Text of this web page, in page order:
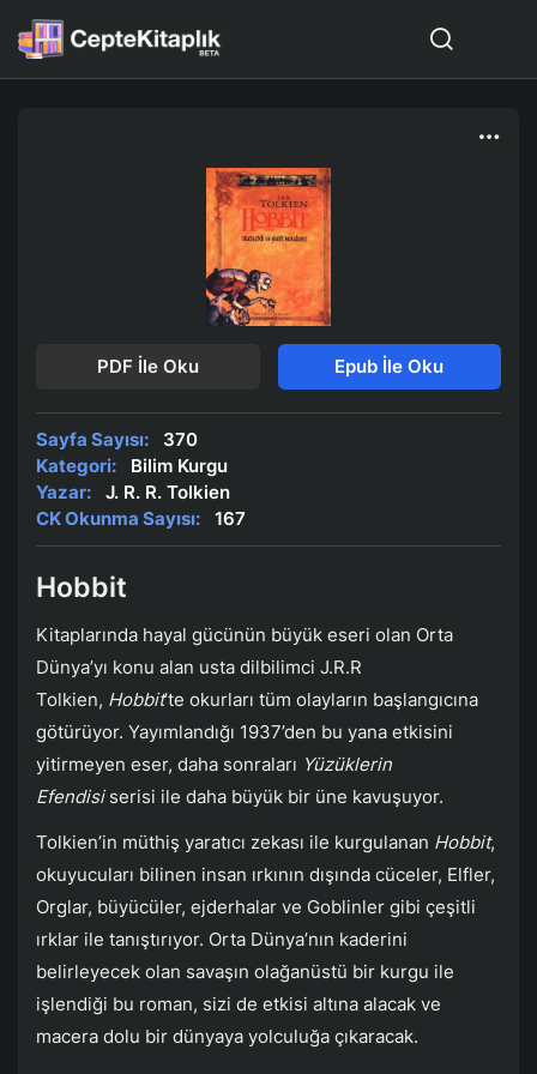
PDF İle Oku Epub İle Oku
Sayfa Sayısı:
370
Kategori:
Bilim Kurgu
Yazar:
J. R. R. Tolkien
CK Okunma Sayısı:
167
Hobbit
Kitaplarında hayal gücünün büyük eseri olan Orta
Dünya’yı konu alan usta dilbilimci J.R.R
Tolkien, Hobbit’te okurları tüm olayların başlangıcına
götürüyor. Yayımlandığı 1937’den bu yana etkisini
yitirmeyen eser, daha sonraları Yüzüklerin
Efendisiserisi ile daha büyük bir üne kavuşuyor.
Tolkien’in müthiş yaratıcı zekası ile kurgulanan Hobbit,
okuyucuları bilinen insan ırkının dışında cüceler, Elfler,
Orglar, büyücüler, ejderhalar ve Goblinler gibi çeşitli
ırklar ile tanıştırıyor. Orta Dünya’nın kaderini
belirleyecek olan savaşın olağanüstü bir kurgu ile
işlendiği bu roman, sizi de etkisi altına alacak ve
macera dolu bir dünyaya yolculuğa çıkaracak.